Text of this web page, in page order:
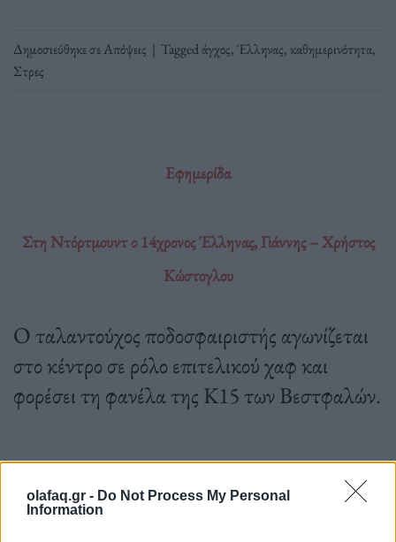
olafaq.gr - Do Not Process My Personal
Information
Δημοσιεύθηκε σεΑπόψεις | Taggedάγχος,Έλληνας,καθημερινότητα,
Στρες
Εφημερίδα
Στη Ντόρτμουντ ο 14χρονος Έλληνας, Γιάννης – Χρήστος
Κώστογλου
Ο ταλαντούχος ποδοσφαιριστής αγωνίζεται
στο κέντρο σε ρόλο επιτελικού χαφ και
φορέσει τη φανέλα της Κ15 των Βεστφαλών.